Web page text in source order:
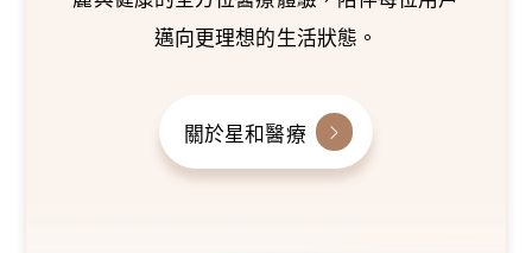
邁向更理想的生活狀態。
關於星和醫療